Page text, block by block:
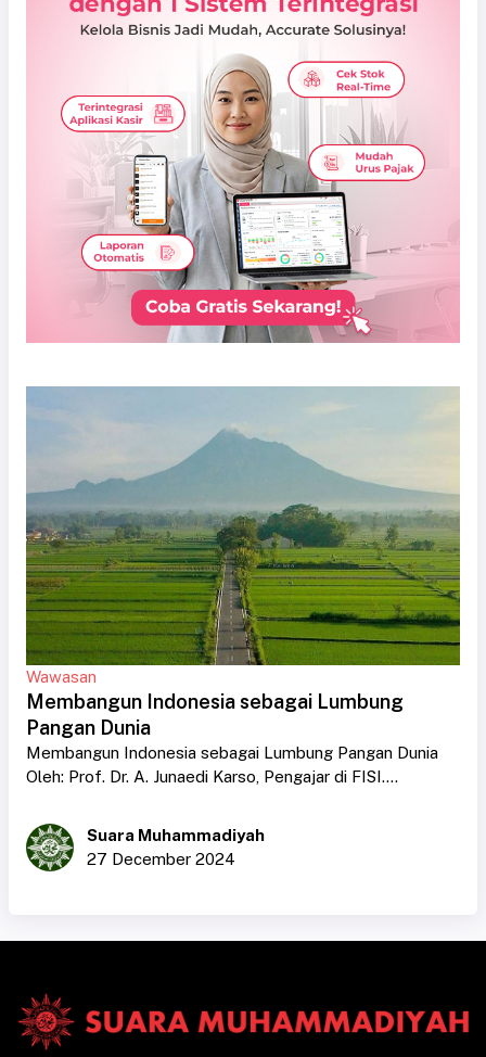
Wawasan
Membangun Indonesia sebagai Lumbung
Pangan Dunia
Membangun Indonesia sebagai Lumbung Pangan Dunia
Oleh: Prof. Dr. A. Junaedi Karso, Pengajar di FISI....
Suara Muhammadiyah
27 December 2024